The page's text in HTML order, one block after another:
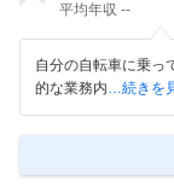
平均年収 --
自分の自転車に乗っ
的な業務内…続きを